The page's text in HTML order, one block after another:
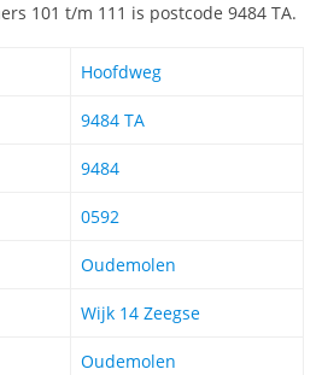
101 t/m 111 is postcode 9484 TA.
Hoofdweg
9484 TA
9484
0592
Oudemolen
Wijk 14 Zeegse
Oudemolen